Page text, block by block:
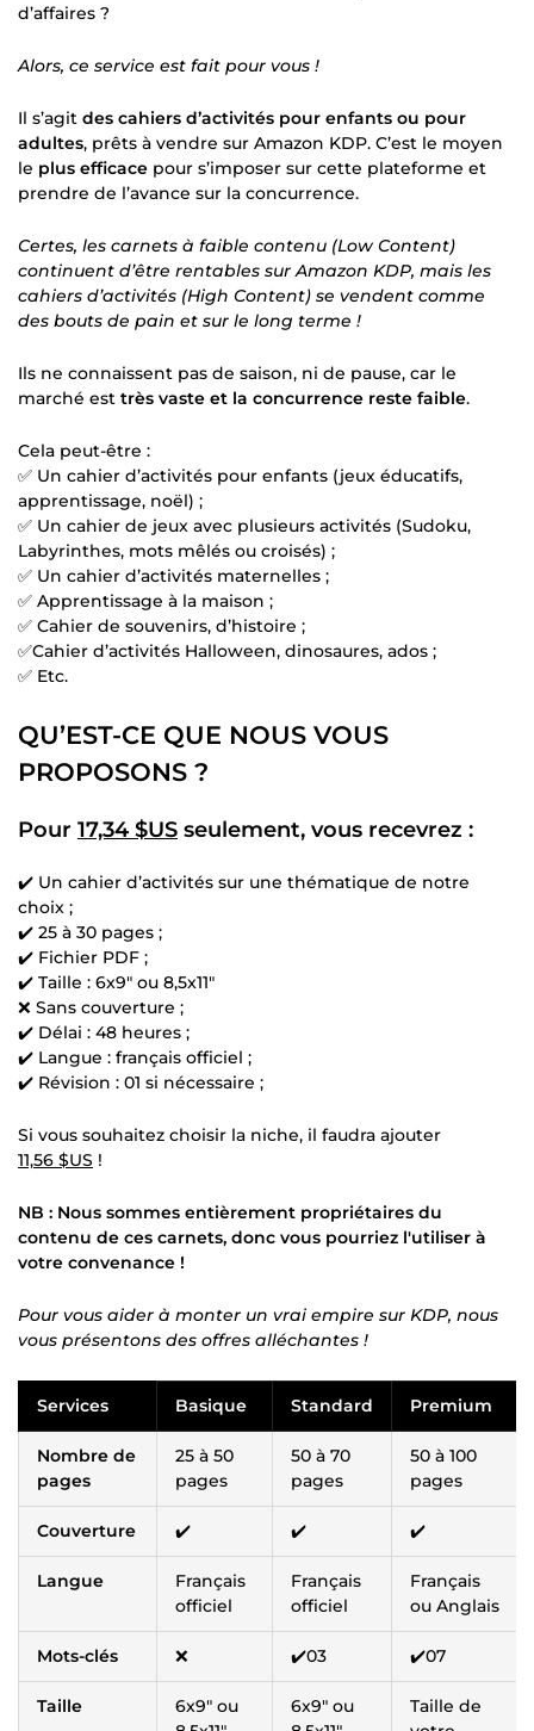
d’affaires ?
Alors, ce service est fait pour vous !
Il s’agit des cahiers d’activités pour enfants ou pour
adultes, prêts à vendre sur Amazon KDP. C’est le moyen
le plus efficace pour s’imposer sur cette plateforme et
prendre de l’avance sur la concurrence.
Certes, les carnets à faible contenu (Low Content)
continuent d’être rentables sur Amazon KDP, mais les
cahiers d’activités (High Content) se vendent comme
des bouts de pain et sur le long terme !
Ils ne connaissent pas de saison, ni de pause, car le
marché est très vaste et la concurrence reste faible.
Cela peut-être :
✅ Un cahier d’activités pour enfants (jeux éducatifs,
apprentissage, noël) ;
✅ Un cahier de jeux avec plusieurs activités (Sudoku,
Labyrinthes, mots mêlés ou croisés) ;
✅ Un cahier d’activités maternelles ;
✅ Apprentissage à la maison ;
✅ Cahier de souvenirs, d’histoire ;
✅Cahier d’activités Halloween, dinosaures, ados ;
✅ Etc.
QU’EST-CE QUE NOUS VOUS
PROPOSONS ?
Pour 17,34 $US seulement, vous recevrez :
✔️ Un cahier d’activités sur une thématique de notre
choix ;
✔️ 25 à 30 pages ;
✔️ Fichier PDF ;
✔️ Taille : 6x9" ou 8,5x11"
❌ Sans couverture ;
✔️ Délai : 48 heures ;
✔️ Langue : français officiel ;
✔️ Révision : 01 si nécessaire ;
Si vous souhaitez choisir la niche, il faudra ajouter
11,56 $US !
NB : Nous sommes entièrement propriétaires du
contenu de ces carnets, donc vous pourriez l'utiliser à
votre convenance !
Pour vous aider à monter un vrai empire sur KDP, nous
vous présentons des offres alléchantes !
Services Basique Standard Premium
Nombre de
pages
25 à 50
pages
50 à 70
pages
50 à 100
pages
Couverture ✔️ ✔️ ✔️
Langue
Français
officiel
Français
officiel
Français
ou Anglais
Mots-clés ❌ ✔️03 ✔️07
Taille
6x9" ou
6x9" ou
Taille de